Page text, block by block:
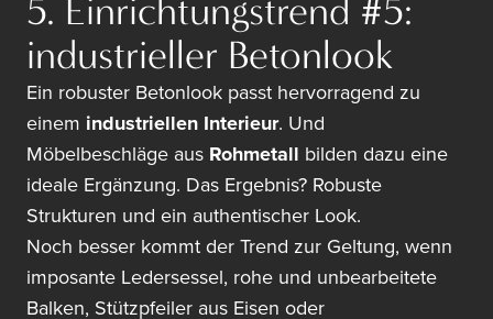
5. Einrichtungstrend #5:
industrieller Betonlook
Ein robuster Betonlook passt hervorragend zu
einem industriellen Interieur. Und
Möbelbeschläge aus Rohmetall bilden dazu eine
ideale Ergänzung. Das Ergebnis? Robuste
Strukturen und ein authentischer Look.
Noch besser kommt der Trend zur Geltung, wenn
imposante Ledersessel, rohe und unbearbeitete
Balken, Stützpfeiler aus Eisen oder